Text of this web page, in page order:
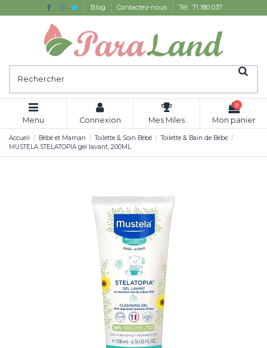
Blog Contactez-nous Tél : 71 180 037
Menu Connexion Mes Miles
0
Mon panier
Accueil Bébé et Maman Toilette & Soin Bébé
Toilette & Bain de Bébé
MUSTELA STELATOPIA gel lavant, 200ML